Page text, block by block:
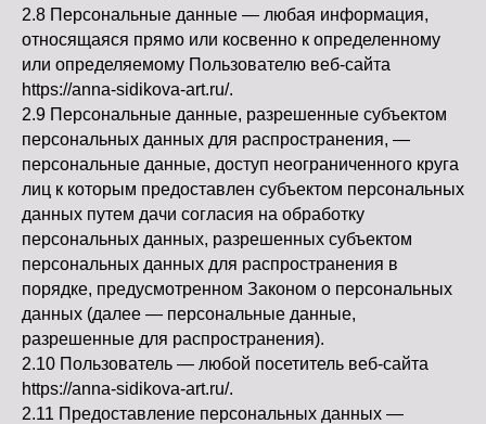
2.8 Персональные данные — любая информация,
относящаяся прямо или косвенно к определенному
или определяемому Пользователю веб-сайта
https://anna-sidikova-art.ru/.
2.9 Персональные данные, разрешенные субъектом
персональных данных для распространения, —
персональные данные, доступ неограниченного круга
лиц к которым предоставлен субъектом персональных
данных путем дачи согласия на обработку
персональных данных, разрешенных субъектом
персональных данных для распространения в
порядке, предусмотренном Законом о персональных
данных (далее — персональные данные,
разрешенные для распространения).
2.10 Пользователь — любой посетитель веб-сайта
https://anna-sidikova-art.ru/.
2.11 Предоставление персональных данных —